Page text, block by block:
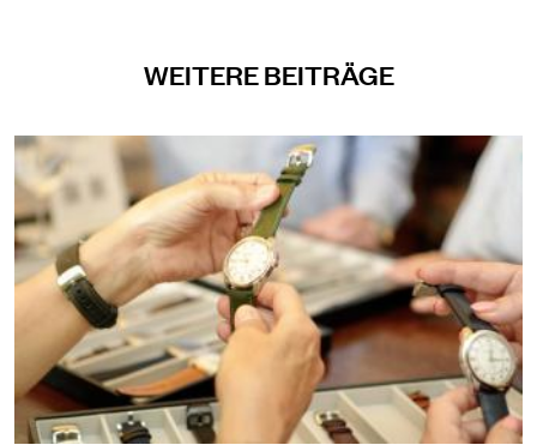
WEITERE BEITRÄGE